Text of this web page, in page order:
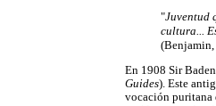
"Juventud
cultura...
En 1908 Sir
Guides). Este
vocación puritana